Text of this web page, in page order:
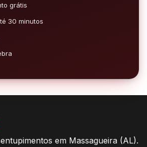
grátis
30 minutos
em Massagueira (AL).